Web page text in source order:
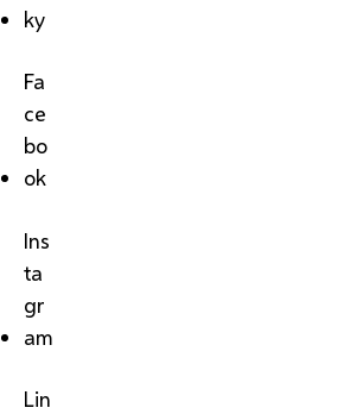
ky
Fa
ce
bo
ok
Ins
ta
gr
am
Lin